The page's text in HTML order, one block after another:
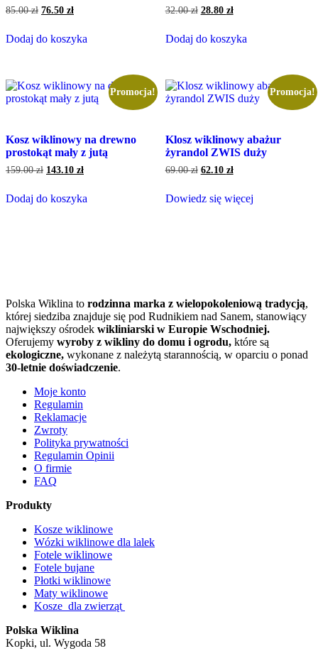
85.00zł Pierwotna
wynosiła:
85.00 zł.
76.50 złAktualna
wynosi:
76.50 zł.
Dodaj do koszyka
32.00zł Pierwotna
wynosiła:
32.00 zł.
28.80 złAktualna
wynosi:
28.80 zł.
Dodaj do koszyka
Promocja!
Kosz wiklinowy na drewno
prostokąt mały z jutą
159.00zł Pierwotna
wynosiła:
159.00 zł.
143.10 złAktualna
143.10 zł.
Dodaj do koszyka
Promocja!
Klosz wiklinowy abażur
żyrandol ZWIS duży
69.00zł Pierwotna
wynosiła:
69.00 zł.
62.10 złAktualna
wynosi:
62.10 zł.
Dowiedz się więcej
Polska Wiklina to rodzinna marka z wielopokoleniową tradycją,
której siedziba znajduje się pod Rudnikiem nad Sanem, stanowiący
największy ośrodek wikliniarski w Europie Wschodniej.
Oferujemy wyroby z wikliny do domu i ogrodu, które są
ekologiczne, wykonane z należytą starannością, w oparciu o ponad
30-letnie doświadczenie.
Moje konto
Regulamin
Reklamacje
Zwroty
Polityka prywatności
Regulamin Opinii
O firmie
FAQ
Produkty
Kosze wiklinowe
Wózki wiklinowe dla lalek
Fotele wiklinowe
Fotele bujane
Płotki wiklinowe
Maty wiklinowe
Kosze dla zwierząt
Polska Wiklina
Kopki, ul. Wygoda 58